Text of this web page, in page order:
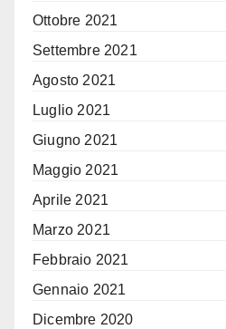
Ottobre 2021
Settembre 2021
Agosto 2021
Luglio 2021
Giugno 2021
Maggio 2021
Aprile 2021
Marzo 2021
Febbraio 2021
Gennaio 2021
Dicembre 2020